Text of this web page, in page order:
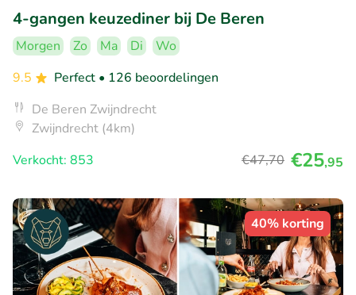
4-gangen keuzediner bij De Beren
Morgen Zo Ma Di
Wo
9.5
Perfect • 126 beoordelingen
De Beren Zwijndrecht
Zwijndrecht (4km)
Verkocht: 853
€47,70 €25,95
40% korting